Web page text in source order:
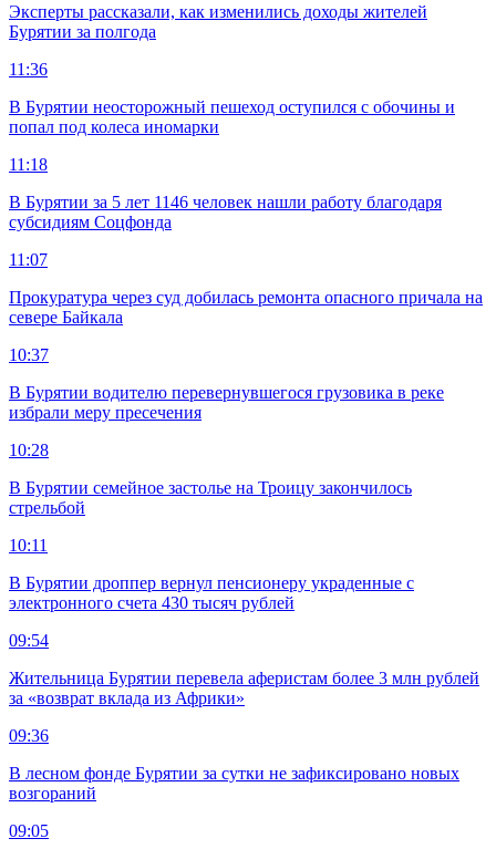
Эксперты рассказали, как изменились доходы жителей
Бурятии за полгода
11:36
В Бурятии неосторожный пешеход оступился с обочины и
попал под колеса иномарки
11:18
В Бурятии за 5 лет 1146 человек нашли работу благодаря
субсидиям Соцфонда
11:07
Прокуратура через суд добилась ремонта опасного причала на
севере Байкала
10:37
В Бурятии водителю перевернувшегося грузовика в реке
избрали меру пресечения
10:28
В Бурятии семейное застолье на Троицу закончилось
стрельбой
10:11
В Бурятии дроппер вернул пенсионеру украденные с
электронного счета 430 тысяч рублей
09:54
Жительница Бурятии перевела аферистам более 3 млн рублей
за «возврат вклада из Африки»
09:36
В лесном фонде Бурятии за сутки не зафиксировано новых
возгораний
09:05